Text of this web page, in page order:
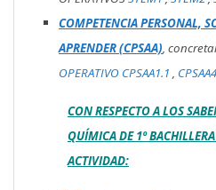
COMPETENCIA PERSONAL,
APRENDER (CPSAA),
OPERATIVO CPSAA1.1 , CPSAA4
CON RESPECTO A LOS
QUÍMICA DE 1º
ACTIVIDAD: